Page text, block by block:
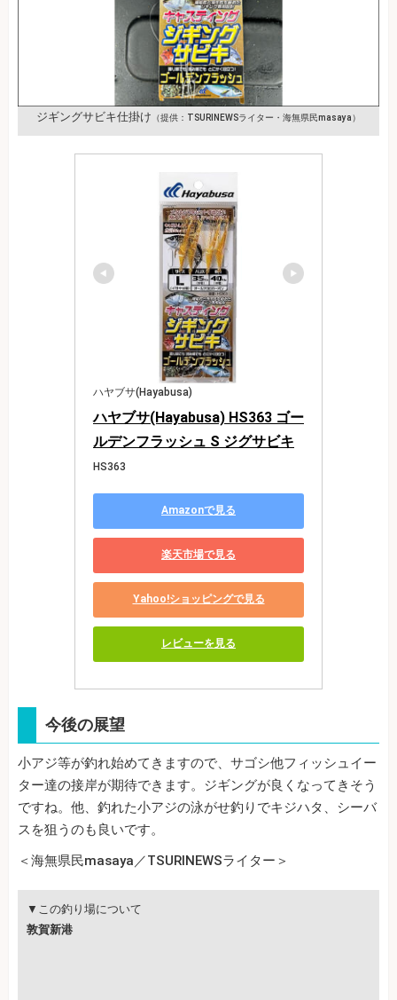
ジギングサビキ仕掛け （提供：TSURINEWSライター・海無県民masaya）
ハヤブサ(Hayabusa)
ハヤブサ(Hayabusa) HS363 ゴー
ルデンフラッシュ S ジグサビキ
HS363
Amazonで見る
楽天市場で見る
Yahoo!ショッピングで見る
レビューを見る
今後の展望
小アジ等が釣れ始めてきますので、サゴシ他フィッシュイー
ター達の接岸が期待できます。ジギングが良くなってきそう
ですね。他、釣れた小アジの泳がせ釣りでキジハタ、シーバ
スを狙うのも良いです。
＜海無県民masaya／TSURINEWSライター＞
▼この釣り場について
敦賀新港